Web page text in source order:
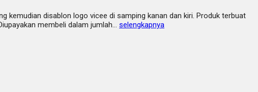
kemudian disablon logo vicee di samping kanan dan kiri. Produk terbuat
membeli dalam jumlah… selengkapnya